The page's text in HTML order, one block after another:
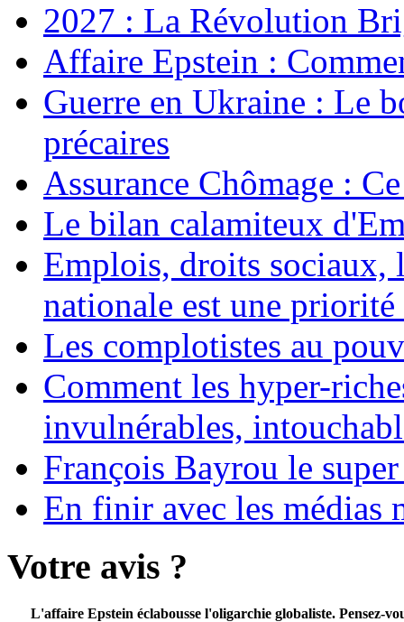
2027 : La Révolution
Affaire Epstein :
Guerre en Ukraine : Le
précaires
Assurance Chômage :
Le bilan calamiteux
Emplois, droits sociaux,
nationale est une
Les complotistes au
Comment les hyper-
invulnérables,
François Bayrou le
En finir avec les médias
Votre avis ?
L'affaire Epstein éclabousse l'oligarchie globaliste. Pensez-